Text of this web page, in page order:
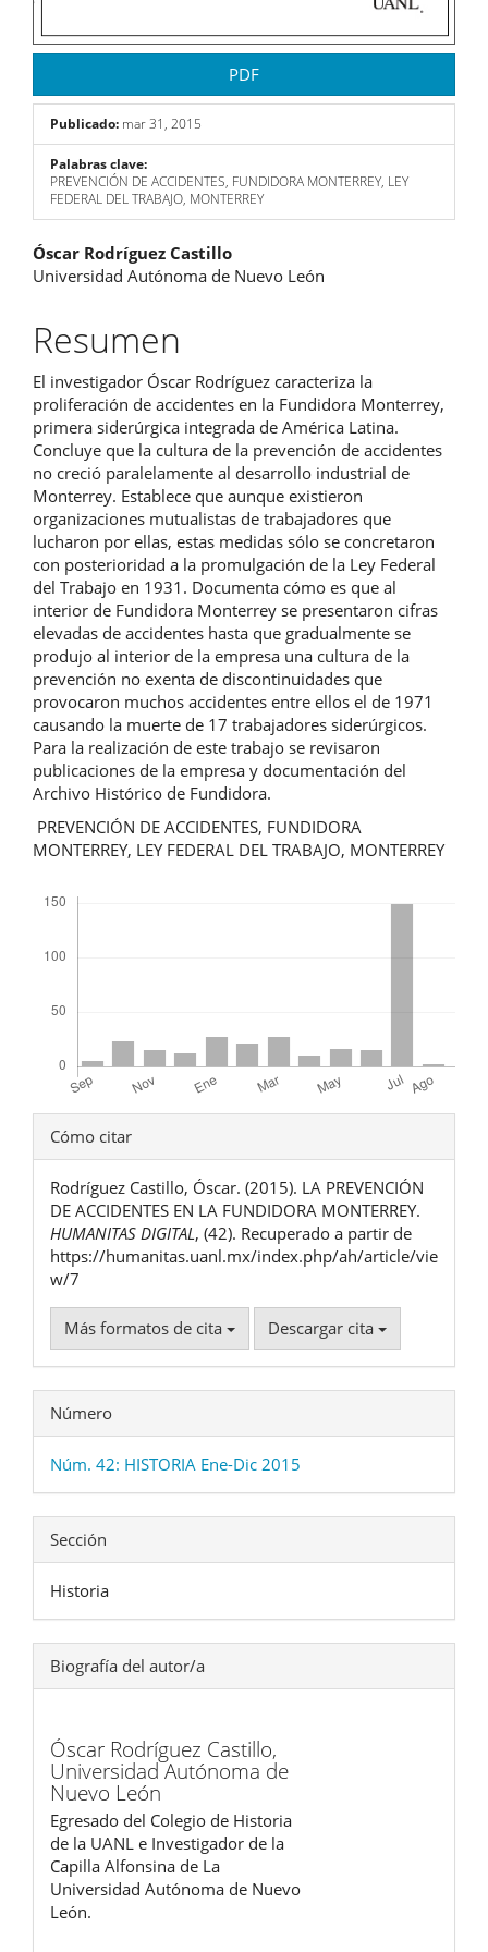
PDF
Publicado: mar 31, 2015
Palabras clave:
PREVENCIÓN DE ACCIDENTES, FUNDIDORA MONTERREY, LEY
FEDERAL DEL TRABAJO, MONTERREY
Contenido
principal
del
artículo
Óscar Rodríguez Castillo
Universidad Autónoma de Nuevo León
Resumen
El investigador Óscar Rodríguez caracteriza la
proliferación de accidentes en la Fundidora Monterrey,
primera siderúrgica integrada de América Latina.
Concluye que la cultura de la prevención de accidentes
no creció paralelamente al desarrollo industrial de
Monterrey. Establece que aunque existieron
organizaciones mutualistas de trabajadores que
lucharon por ellas, estas medidas sólo se concretaron
con posterioridad a la promulgación de la Ley Federal
del Trabajo en 1931. Documenta cómo es que al
interior de Fundidora Monterrey se presentaron cifras
elevadas de accidentes hasta que gradualmente se
produjo al interior de la empresa una cultura de la
prevención no exenta de discontinuidades que
provocaron muchos accidentes entre ellos el de 1971
causando la muerte de 17 trabajadores siderúrgicos.
Para la realización de este trabajo se revisaron
publicaciones de la empresa y documentación del
Archivo Histórico de Fundidora.
PREVENCIÓN DE ACCIDENTES, FUNDIDORA
MONTERREY, LEY FEDERAL DEL TRABAJO, MONTERREY
Detalles
del
artículo
Cómo citar
Rodríguez Castillo, Óscar. (2015). LA PREVENCIÓN
DE ACCIDENTES EN LA FUNDIDORA MONTERREY.
HUMANITAS DIGITAL, (42). Recuperado a partir de
https://humanitas.uanl.mx/index.php/ah/article/vie
w/7
Más formatos de cita Descargar cita
Número
Núm. 42: HISTORIA Ene-Dic 2015
Sección
Historia
Biografía del autor/a
Óscar Rodríguez Castillo,
Universidad Autónoma de
Nuevo León
Egresado del Colegio de Historia
de la UANL e Investigador de la
Capilla Alfonsina de La
Universidad Autónoma de Nuevo
León.